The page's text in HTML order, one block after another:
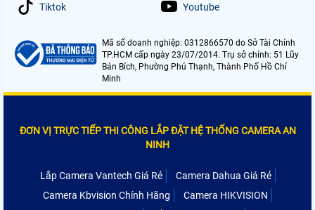
Tiktok Youtube
Mã số doanh nghiệp: 0312866570 do Sở Tài Chính
TP.HCM cấp ngày 23/07/2014. Trụ sở chính: 51 Lũy
Bán Bích, Phường Phú Thạnh, Thành Phố Hồ Chí
Minh
ĐƠN VỊ TRỰC TIẾP THI CÔNG LẮP ĐẶT HỆ THỐNG CAMERA AN
NINH
Lắp Camera Vantech Giá Rẻ
Camera Dahua Giá Rẻ
Camera Kbvision Chính Hãng
Camera HIKVISION